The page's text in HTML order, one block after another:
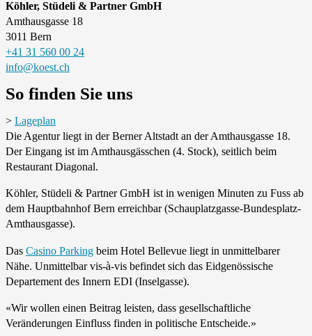
Köhler, Stüdeli & Partner GmbH
Amthausgasse 18
3011 Bern
+41 31 560 00 24
info@koest.ch
So finden Sie uns
> Lageplan
Die Agentur liegt in der Berner Altstadt an der Amthaus­gasse 18.
Der Eingang ist im Amthaus­gässchen (4. Stock), seitlich beim
Restaurant Diagonal.
Köhler, Stüdeli & Partner GmbH ist in wenigen Minuten zu Fuss ab
dem Haupt­bahnhof Bern erreichbar (Schau­platz­gasse-Bundes­platz-
Amthaus­gasse).
Das Casino Parking beim Hotel Bellevue liegt in unmittel­barer
Nähe. Unmit­telbar vis-à-vis befindet sich das Eidge­nössische
Departe­ment des Innern EDI (Insel­gasse).
«Wir wollen einen Beitrag leisten, dass gesellschaftliche
Veränderungen Einfluss finden in politische Entscheide.»